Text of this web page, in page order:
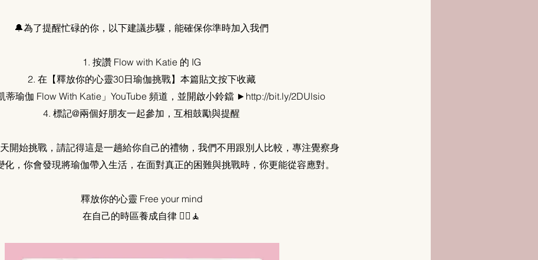
🔔為了提醒忙碌的你，以下建議步驟，能確保你準時加入我們
1. 按讚 Flow with Katie 的 IG
2. 在【釋放你的心靈30日瑜伽挑戰】本篇貼文按下收藏
蒂瑜伽 Flow With Katie」YouTube 頻道，並開啟小鈴鐺 ►http://bit.ly/2DUlsio
4. 標記@兩個好朋友一起參加，互相鼓勵與提醒
開始挑戰，請記得這是一趟給你自己的禮物，我們不用跟別人比較，專注覺察身
化，你會發現將瑜伽帶入生活，在面對真正的困難與挑戰時，你更能從容應對。
釋放你的心靈 Free your mind
在自己的時區養成自律 🧘‍♀️🧘